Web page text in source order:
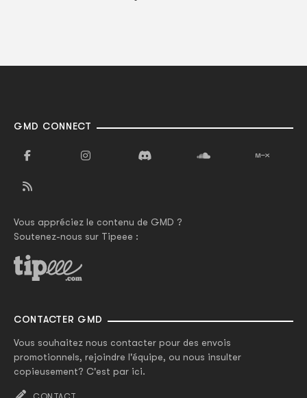
GMD CONNECT
Vous appréciez le contenu de GMD ?
Soutenez-nous sur Tipeee :
CONTACTER GMD
Vous souhaitez nous contacter pour des envois
promotionnels, rejoindre l'équipe, ou nous insulter
copieusement? C'est par ici.